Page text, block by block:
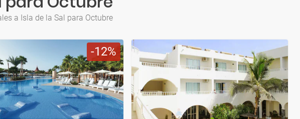
a Isla de la Sal para Octubre
12